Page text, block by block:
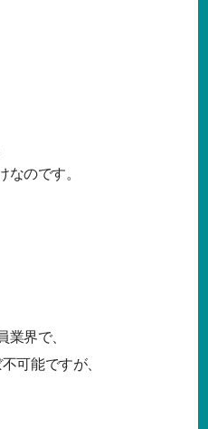
のです。
界で、
可能ですが、